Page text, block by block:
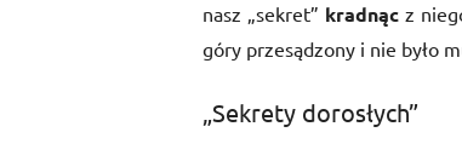
nasz „sekret” kradnącz
góry przesądzony i nie było
„Sekrety dorosłych”